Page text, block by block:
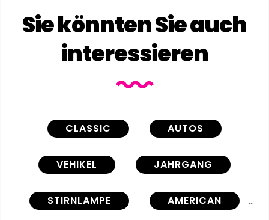
Sie könnten Sie auch
interessieren
CLASSIC AUTOS
VEHIKEL JAHRGANG
STIRNLAMPE AMERICAN